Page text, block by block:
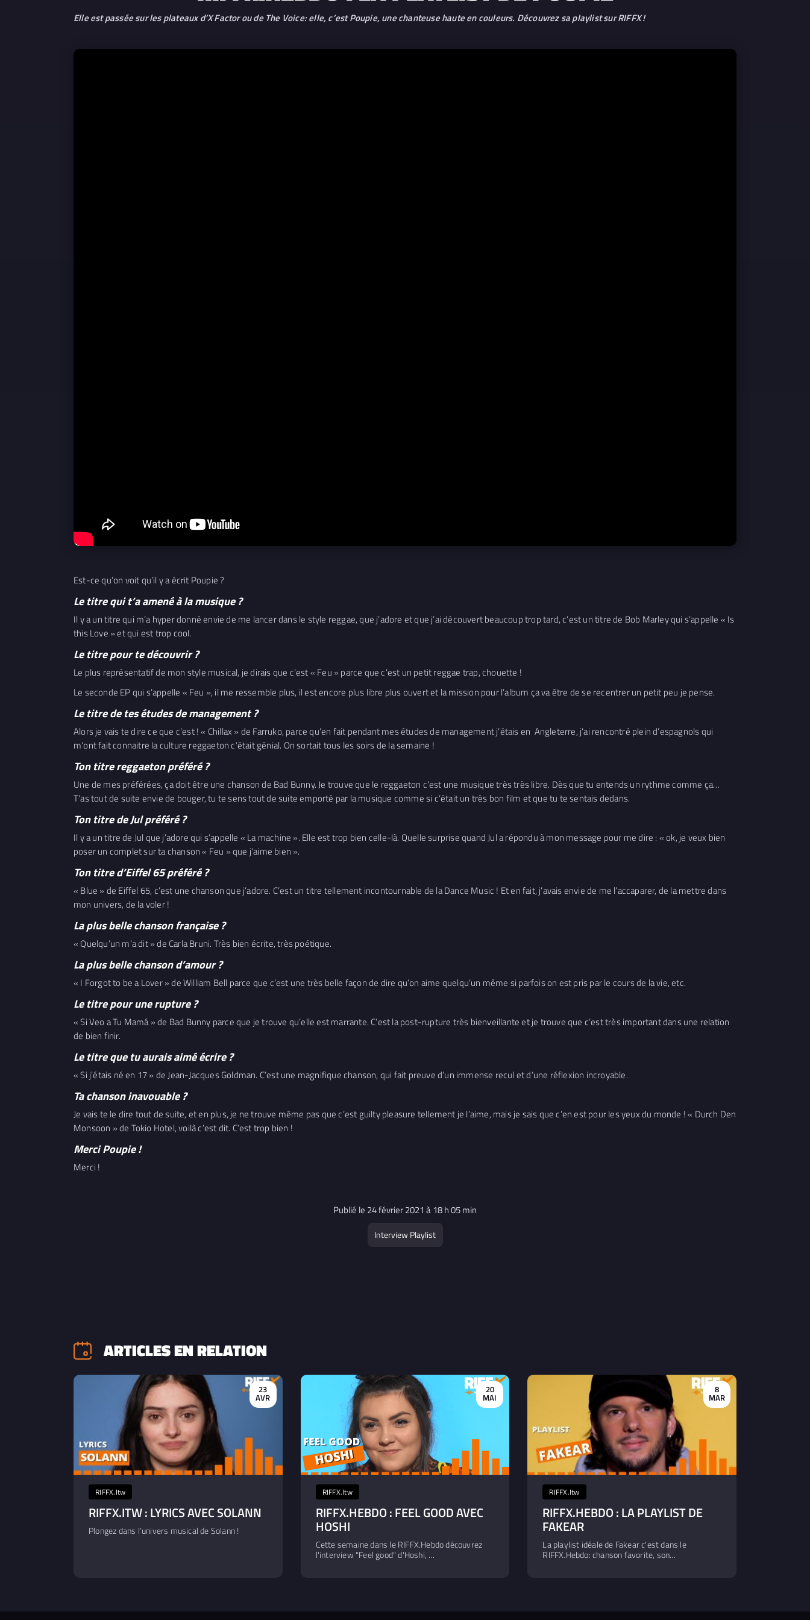
Elle est passée sur les plateaux d’X Factor ou de The Voice: elle, c’est Poupie, une chanteuse haute en couleurs. Découvrez sa playlist sur RIFFX !
Est-ce qu’on voit qu’il y a écrit Poupie ?
Le titre qui t’a amené à la musique ?
Il y a un titre qui m’a hyper donné envie de me lancer dans le style reggae, que j’adore et que j’ai découvert beaucoup trop tard, c’est un titre de Bob Marley qui s’appelle « Is
this Love » et qui est trop cool.
Le titre pour te découvrir ?
Le plus représentatif de mon style musical, je dirais que c’est « Feu » parce que c’est un petit reggae trap, chouette !
Le seconde EP qui s’appelle « Feu », il me ressemble plus, il est encore plus libre plus ouvert et la mission pour l’album ça va être de se recentrer un petit peu je pense.
Le titre de tes études de management ?
Alors je vais te dire ce que c’est ! « Chillax » de Farruko, parce qu’en fait pendant mes études de management j’étais en Angleterre, j’ai rencontré plein d’espagnols qui
m’ont fait connaitre la culture reggaeton c’était génial. On sortait tous les soirs de la semaine !
Ton titre reggaeton préféré ?
Une de mes préférées, ça doit être une chanson de Bad Bunny. Je trouve que le reggaeton c’est une musique très très libre. Dès que tu entends un rythme comme ça…
T’as tout de suite envie de bouger, tu te sens tout de suite emporté par la musique comme si c’était un très bon film et que tu te sentais dedans.
Ton titre de Jul préféré ?
Il y a un titre de Jul que j’adore qui s’appelle « La machine ». Elle est trop bien celle-là. Quelle surprise quand Jul a répondu à mon message pour me dire : « ok, je veux bien
poser un complet sur ta chanson « Feu » que j’aime bien ».
Ton titre d’Eiffel 65 préféré ?
« Blue » de Eiffel 65, c’est une chanson que j’adore. C’est un titre tellement incontournable de la Dance Music ! Et en fait, j’avais envie de me l’accaparer, de la mettre dans
mon univers, de la voler !
La plus belle chanson française ?
« Quelqu’un m’a dit » de Carla Bruni. Très bien écrite, très poétique.
La plus belle chanson d’amour ?
« I Forgot to be a Lover » de William Bell parce que c’est une très belle façon de dire qu’on aime quelqu’un même si parfois on est pris par le cours de la vie, etc.
Le titre pour une rupture ?
« Si Veo a Tu Mamá » de Bad Bunny parce que je trouve qu’elle est marrante. C’est la post-rupture très bienveillante et je trouve que c’est très important dans une relation
de bien finir.
Le titre que tu aurais aimé écrire ?
« Si j’étais né en 17 » de Jean-Jacques Goldman. C’est une magnifique chanson, qui fait preuve d’un immense recul et d’une réflexion incroyable.
Ta chanson inavouable ?
Je vais te le dire tout de suite, et en plus, je ne trouve même pas que c’est guilty pleasure tellement je l’aime, mais je sais que c’en est pour les yeux du monde ! « Durch Den
Monsoon » de Tokio Hotel, voilà c’est dit. C’est trop bien !
Merci Poupie !
Merci !
Publié le 24 février 2021 à 18 h 05 min
Interview Playlist
ARTICLES EN RELATION
23
AVR
RIFFX.Itw
RIFFX.ITW : LYRICS AVEC SOLANN
Plongez dans l’univers musical de Solann !
20
MAI
RIFFX.Itw
RIFFX.HEBDO : FEEL GOOD AVEC
HOSHI
Cette semaine dans le RIFFX.Hebdo découvrez
l'interview "Feel good" d'Hoshi, ...
8
MAR
RIFFX.Itw
RIFFX.HEBDO : LA PLAYLIST DE
FAKEAR
La playlist idéale de Fakear c'est dans le
RIFFX.Hebdo: chanson favorite, son...